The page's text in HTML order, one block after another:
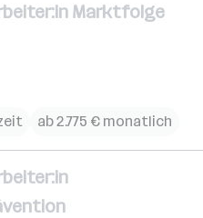
Marktfolge
ab 2.775 € monatlich